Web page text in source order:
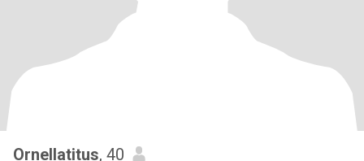
Ornellatitus, 40